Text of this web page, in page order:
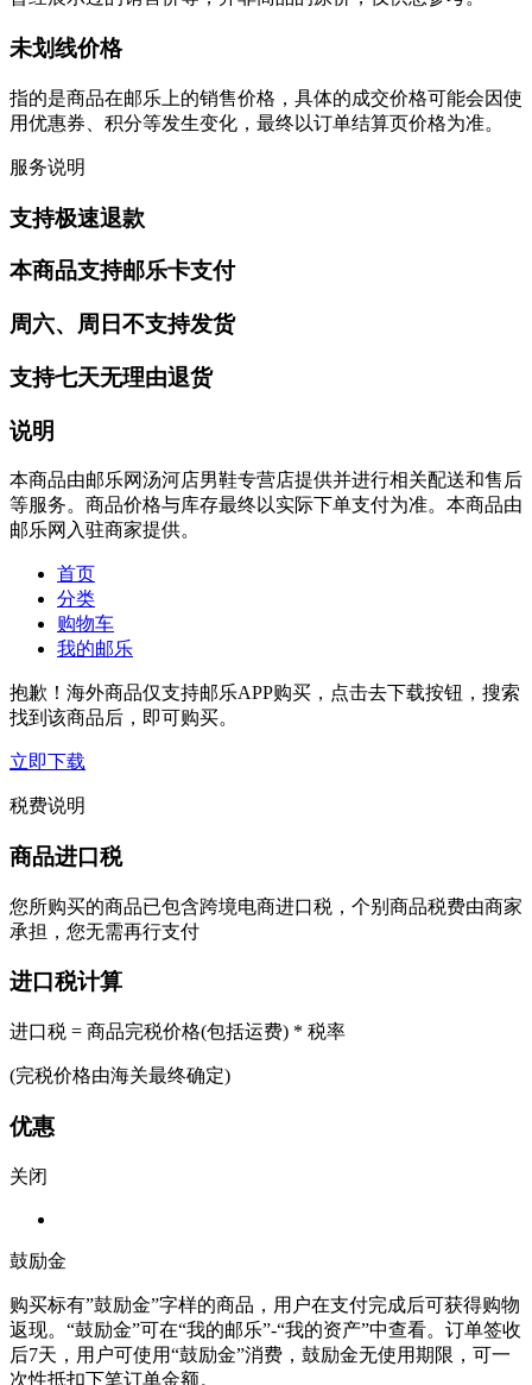
未划线价格
指的是商品在邮乐上的销售价格，具体的成交价格可能会因使
用优惠券、积分等发生变化，最终以订单结算页价格为准。
服务说明
支持极速退款
本商品支持邮乐卡支付
周六、周日不支持发货
支持七天无理由退货
说明
本商品由邮乐网汤河店男鞋专营店提供并进行相关配送和售后
等服务。商品价格与库存最终以实际下单支付为准。本商品由
邮乐网入驻商家提供。
首页
分类
购物车
我的邮乐
抱歉！海外商品仅支持邮乐APP购买，点击去下载按钮，搜索
找到该商品后，即可购买。
立即下载
税费说明
商品进口税
您所购买的商品已包含跨境电商进口税，个别商品税费由商家
承担，您无需再行支付
进口税计算
进口税 = 商品完税价格(包括运费) * 税率
(完税价格由海关最终确定)
优惠
关闭
鼓励金
购买标有”鼓励金”字样的商品，用户在支付完成后可获得购物
返现。“鼓励金”可在“我的邮乐”-“我的资产”中查看。订单签收
后7天，用户可使用“鼓励金”消费，鼓励金无使用期限，可一
次性抵扣下笔订单金额。